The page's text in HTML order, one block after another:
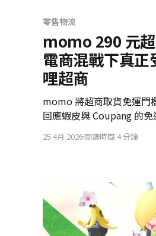
零售物流
momo 290 元
電商混戰下真
哩超商
momo 將超商取貨免運門
回應蝦皮與 Coupang 的
用品、小額消費導向超商
最穩定受益的可能是掌握
25 4月 2026閱讀時間 4 分鐘